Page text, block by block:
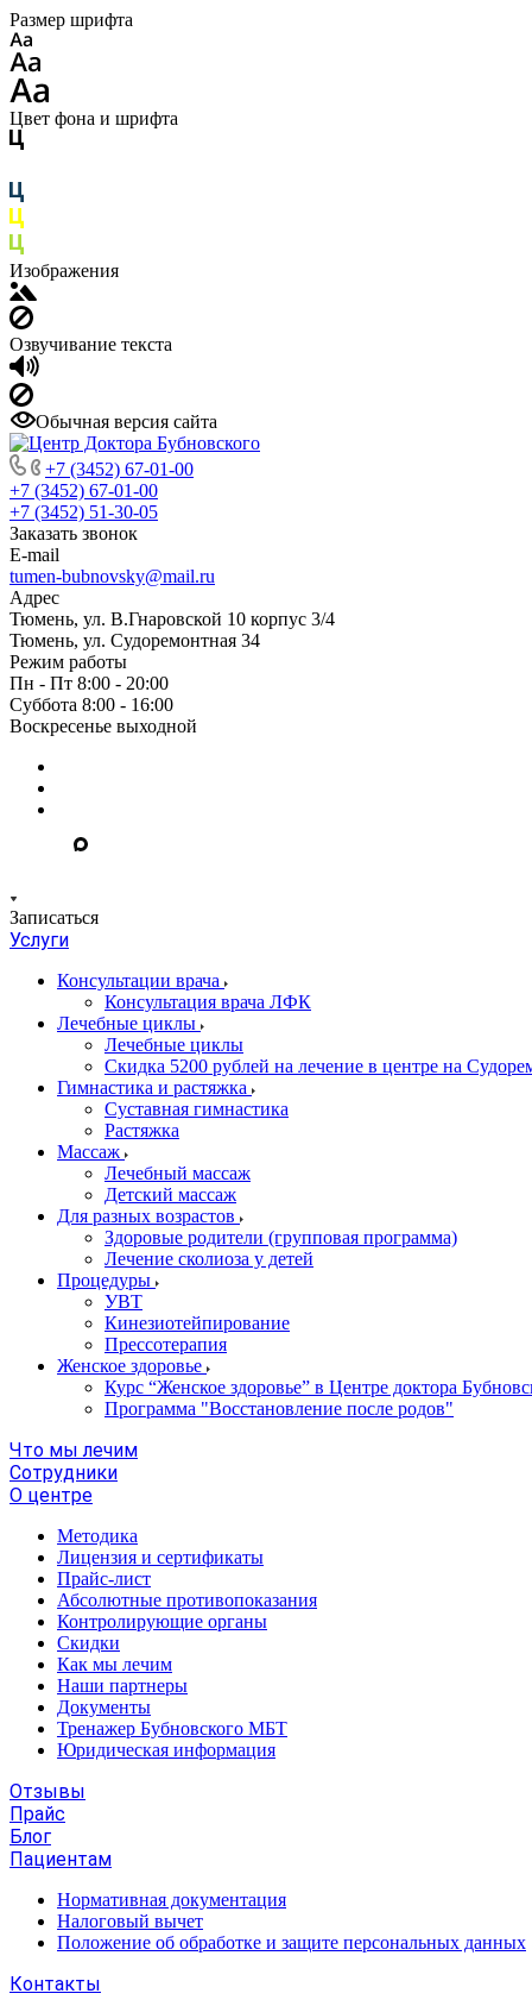
Размер шрифта
Цвет фона и шрифта
Изображения
Озвучивание текста
Обычная версия сайта
+7 (3452) 67-01-00
+7 (3452) 67-01-00
+7 (3452) 51-30-05
Заказать звонок
E-mail
tumen-bubnovsky@mail.ru
Адрес
Тюмень, ул. В.Гнаровской 10 корпус 3/4
Тюмень, ул. Судоремонтная 34
Режим работы
Пн - Пт 8:00 - 20:00
Суббота 8:00 - 16:00
Воскресенье выходной
Записаться
Услуги
Консультации врача
Консультация врача ЛФК
Лечебные циклы
Лечебные циклы
Скидка 5200 рублей на лечение в центре на
Гимнастика и растяжка
Суставная гимнастика
Растяжка
Массаж
Лечебный массаж
Детский массаж
Для разных возрастов
Здоровые родители (групповая программа)
Лечение сколиоза у детей
Процедуры
УВТ
Кинезиотейпирование
Прессотерапия
Женское здоровье
Курс “Женское здоровье” в Центре доктора
Программа "Восстановление после родов"
Что мы лечим
Сотрудники
О центре
Методика
Лицензия и сертификаты
Прайс-лист
Абсолютные противопоказания
Контролирующие органы
Скидки
Как мы лечим
Наши партнеры
Документы
Тренажер Бубновского МБТ
Юридическая информация
Отзывы
Прайс
Блог
Пациентам
Нормативная документация
Налоговый вычет
Положение об обработке и защите персональных данных
Контакты